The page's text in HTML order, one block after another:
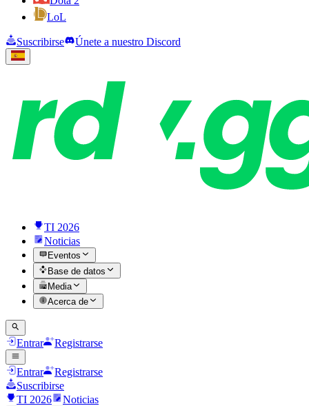
LoL
Suscribirse Únete a nuestro Discord
TI 2026
Noticias
Eventos
Base de datos
Media
Acerca de
Entrar Registrarse
Entrar
Registrarse
Suscribirse
TI 2026
Noticias